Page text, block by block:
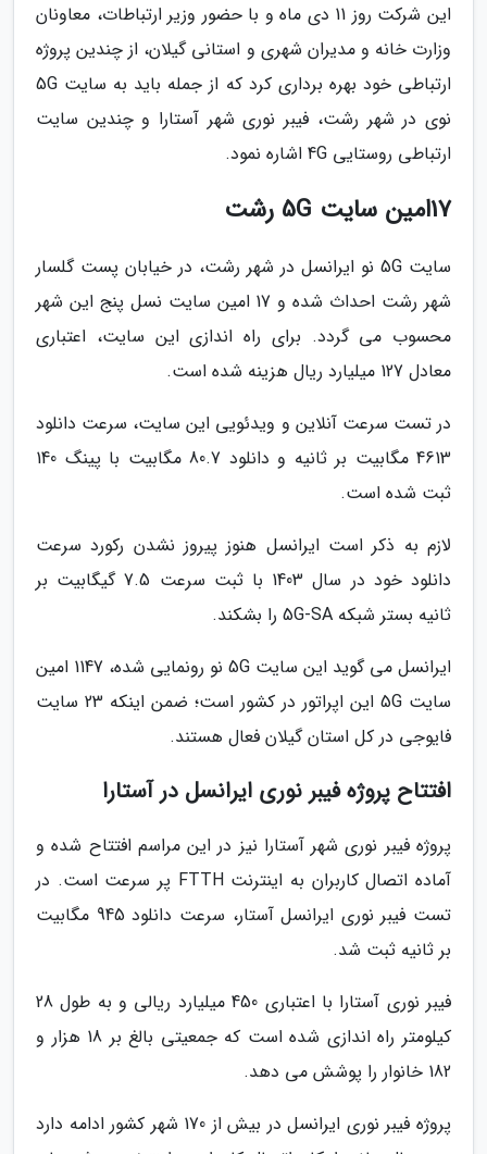
این شرکت روز 11 دی ماه و با حضور وزیر ارتباطات، معاونان
وزارت خانه و مدیران شهری و استانی گیلان، از چندین پروژه
ارتباطی خود بهره برداری کرد که از جمله باید به سایت 5G
نوی در شهر رشت، فیبر نوری شهر آستارا و چندین سایت
ارتباطی روستایی 4G اشاره نمود.
17امین سایت 5G رشت
سایت 5G نو ایرانسل در شهر رشت، در خیابان پست گلسار
شهر رشت احداث شده و 17 امین سایت نسل پنج این شهر
محسوب می گردد. برای راه اندازی این سایت، اعتباری
معادل 127 میلیارد ریال هزینه شده است.
در تست سرعت آنلاین و ویدئویی این سایت، سرعت دانلود
4613 مگابیت بر ثانیه و دانلود 80.7 مگابیت با پینگ 140
ثبت شده است.
لازم به ذکر است ایرانسل هنوز پیروز نشدن رکورد سرعت
دانلود خود در سال 1403 با ثبت سرعت 7.5 گیگابیت بر
ثانیه بستر شبکه 5G-SA را بشکند.
ایرانسل می گوید این سایت 5G نو رونمایی شده، 1147 امین
سایت 5G این اپراتور در کشور است؛ ضمن اینکه 23 سایت
فایوجی در کل استان گیلان فعال هستند.
افتتاح پروژه فیبر نوری ایرانسل در آستارا
پروژه فیبر نوری شهر آستارا نیز در این مراسم افتتاح شده و
آماده اتصال کاربران به اینترنت FTTH پر سرعت است. در
تست فیبر نوری ایرانسل آستار، سرعت دانلود 945 مگابیت
بر ثانیه ثبت شد.
فیبر نوری آستارا با اعتباری 450 میلیارد ریالی و به طول 28
کیلومتر راه اندازی شده است که جمعیتی بالغ بر 18 هزار و
182 خانوار را پوشش می دهد.
پروژه فیبر نوری ایرانسل در بیش از 170 شهر کشور ادامه دارد